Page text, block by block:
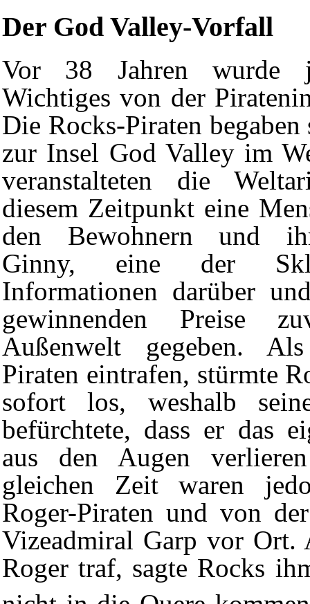
Der God Valley-Vorfall
Vor 38 Jahren wurde
Wichtiges von der
Die Rocks-Piraten
zur Insel God Valleyim
veranstalteten die
diesem Zeitpunkt eine
den Bewohnern und
Ginny, eine der
Informationen darüber
gewinnenden Preise
Außenwelt gegeben.
Piraten eintrafen, stürmte
sofort los, weshalb
befürchtete, dass er das
aus den Augen
gleichen Zeit waren
Roger-Piraten und von
Vizeadmiral Garp vor Ort.
Roger traf, sagte Rocks